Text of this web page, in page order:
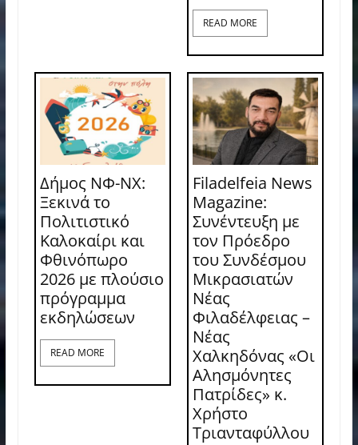
READ MORE
Δήμος ΝΦ-ΝΧ:
Ξεκινά το
Πολιτιστικό
Καλοκαίρι και
Φθινόπωρο
2026 με πλούσιο
πρόγραμμα
εκδηλώσεων
READ MORE
Filadelfeia News
Magazine:
Συνέντευξη με
τον Πρόεδρο
του Συνδέσμου
Μικρασιατών
Νέας
Φιλαδέλφειας –
Νέας
Χαλκηδόνας «Οι
Αλησμόνητες
Πατρίδες» κ.
Χρήστο
Τριανταφύλλου